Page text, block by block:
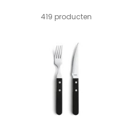
419 producten